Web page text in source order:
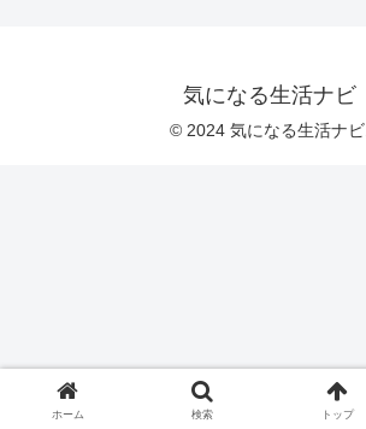
気になる生活ナビ
© 2024 気になる生活ナビ.
ホーム 検索 トップ